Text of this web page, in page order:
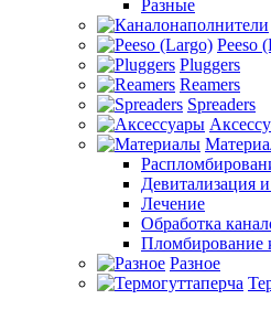
Разные
Peeso
Pluggers
Reamers
Spreaders
Девитализация
Лечение
Обработка
Пломбирование
Разное